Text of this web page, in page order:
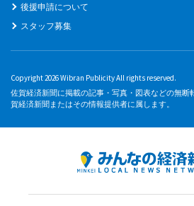
後援申請について
スタッフ募集
Copyright 2026 Wibran Publicity All rights reserved.
佐賀経済新聞に掲載の記事・写真・図表などの無断
賀経済新聞またはその情報提供者に属します。